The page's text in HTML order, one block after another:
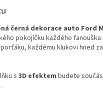
černá dekorace auto Ford
pokojíčku každého fanouška
každému klukovi hned
s 3D efektem budete